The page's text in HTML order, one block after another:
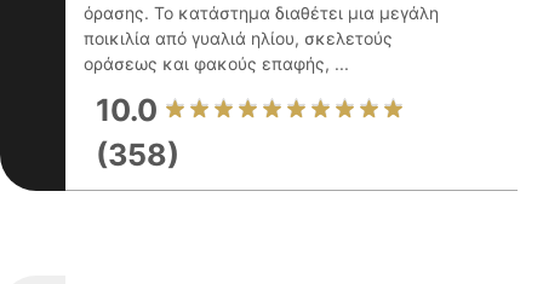
όρασης. Το κατάστημα διαθέτει μια μεγάλη
ποικιλία από γυαλιά ηλίου, σκελετούς
οράσεως και φακούς επαφής, ...
10.0
(358)